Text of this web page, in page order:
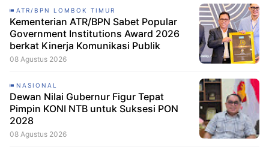
ATR/BPN LOMBOK TIMUR
Kementerian ATR/BPN Sabet Popular
Government Institutions Award 2026
berkat Kinerja Komunikasi Publik
08 Agustus 2026
NASIONAL
Dewan Nilai Gubernur Figur Tepat
Pimpin KONI NTB untuk Suksesi PON
2028
08 Agustus 2026